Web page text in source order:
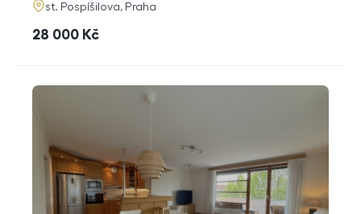
adresa
st. Pospíšilova, Praha
cena
28 000 Kč